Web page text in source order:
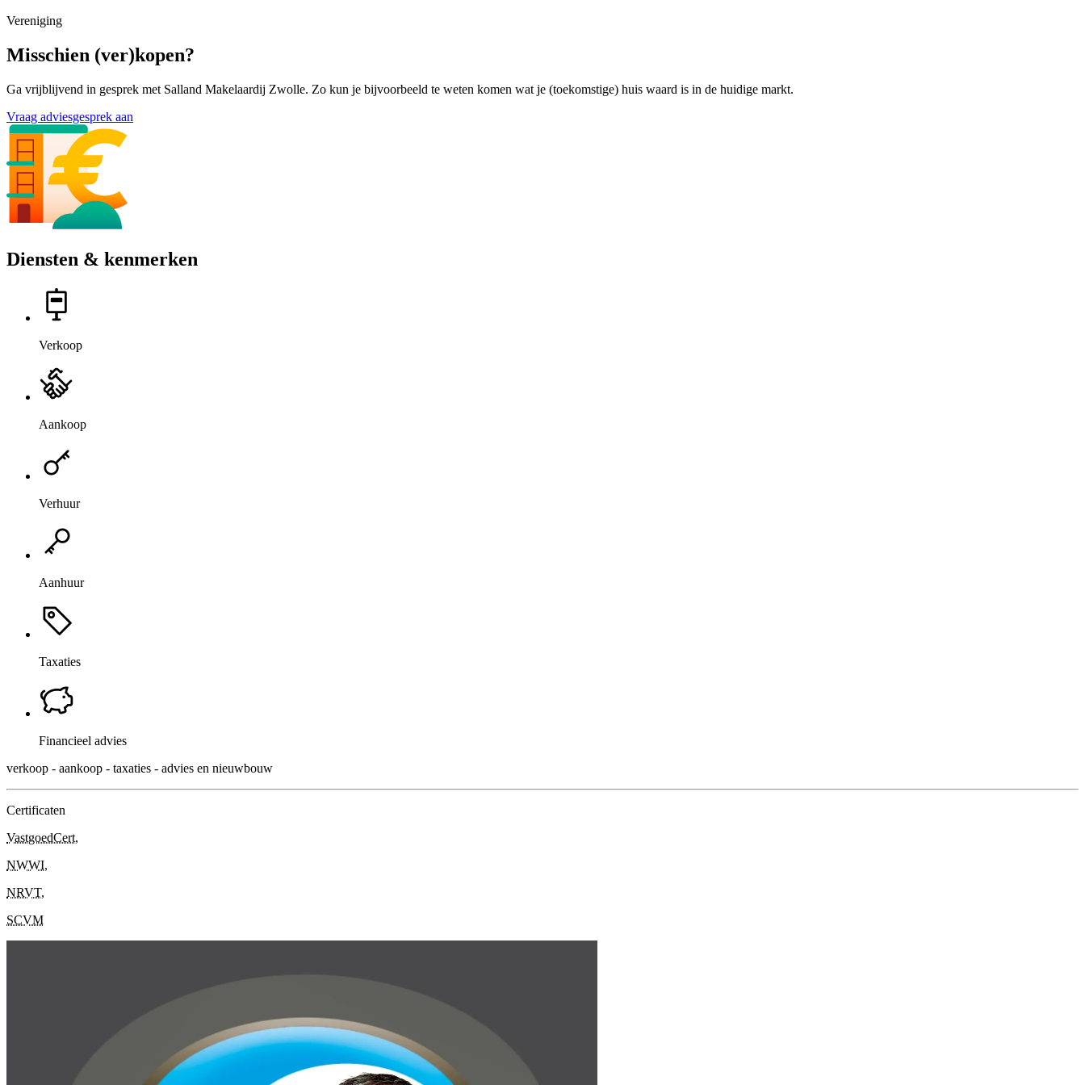
Vereniging
Misschien (ver)kopen?
Ga vrijblijvend in gesprek met Salland Makelaardij Zwolle. Zo kun je bijvoorbeeld te weten komen wat je (toekomstige) huis waard is in de huidige markt.
Vraag adviesgesprek aan
Diensten & kenmerken
Verkoop
Aankoop
Verhuur
Aanhuur
Taxaties
Financieel advies
verkoop - aankoop - taxaties - advies en nieuwbouw
Certificaten
VastgoedCert,
NWWI,
NRVT,
SCVM